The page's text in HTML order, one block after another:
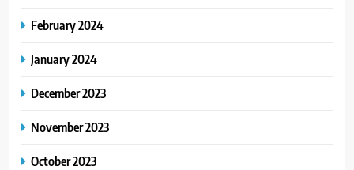
February 2024
January 2024
December 2023
November 2023
October 2023